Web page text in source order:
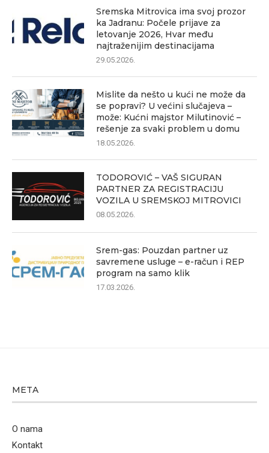
Sremska Mitrovica ima svoj prozor
ka Jadranu: Počele prijave za
letovanje 2026, Hvar među
najtraženijim destinacijama
29.05.2026.
Mislite da nešto u kući ne može da
se popravi? U većini slučajeva –
može: Kućni majstor Milutinović –
rešenje za svaki problem u domu
18.05.2026.
TODOROVIĆ – VAŠ SIGURAN
PARTNER ZA REGISTRACIJU
VOZILA U SREMSKOJ MITROVICI
08.05.2026.
Srem-gas: Pouzdan partner uz
savremene usluge – e-račun i REP
program na samo klik
17.03.2026.
META
O nama
Kontakt